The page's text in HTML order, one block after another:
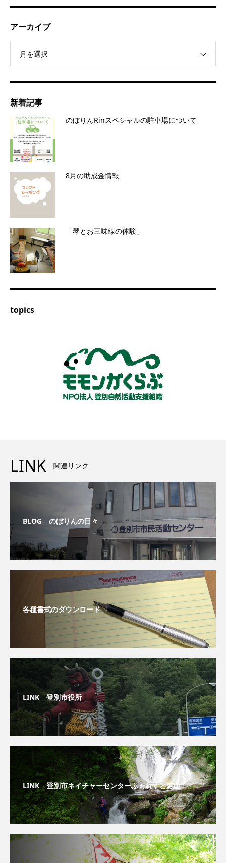
アーカイブ
月を選択
新着記事
のぼりんRinスペシャルの駐車場について
8月の助成金情報
「琴とお三味線の体験」
topics
LINK 関連リンク
BLOG のぼりんの日々
各種書式のダウンロード
LINK 登別市役所
LINK 登別市ネイチャーセンターふぉれすと鉱山